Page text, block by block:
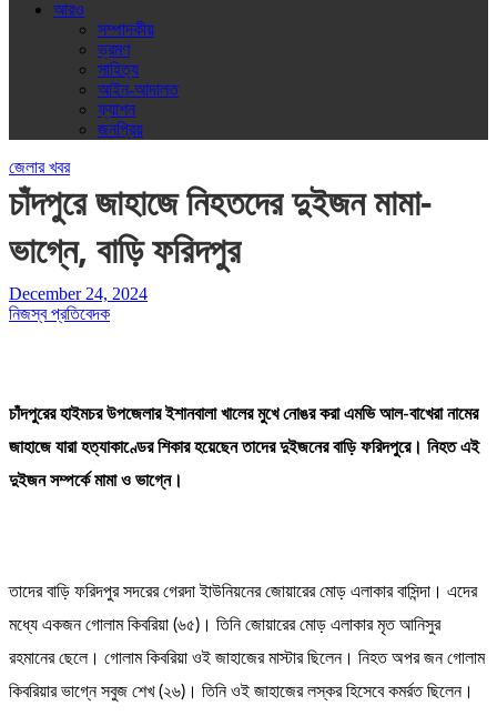
আরও
সম্পাদকীয়
ভ্রমণ
সাহিত্য
আইন-আদালত
ফ্যাশন
জনপ্রিয়
জেলার খবর
চাঁদপুরে জাহাজে নিহতদের দুইজন মামা-
ভাগ্নে, বাড়ি ফরিদপুর
December 24, 2024
নিজস্ব প্রতিবেদক
চাঁদপুরের হাইমচর উপজেলার ইশানবালা খালের মুখে নোঙর করা এমভি আল-বাখেরা নামের
জাহাজে যারা হত্যাকাণ্ডের শিকার হয়েছেন তাদের দুইজনের বাড়ি ফরিদপুরে। নিহত এই
দুইজন সম্পর্কে মামা ও ভাগ্নে।
তাদের বাড়ি ফরিদপুর সদরের গেরদা ইাউনিয়নের জোয়ারের মোড় এলাকার বাসিন্দা। এদের
মধ্যে একজন গোলাম কিবরিয়া (৬৫)। তিনি জোয়ারের মোড় এলাকার মৃত আনিসুর
রহমানের ছেলে। গোলাম কিবরিয়া ওই জাহাজের মাস্টার ছিলেন। নিহত অপর জন গোলাম
কিবরিয়ার ভাগ্নে সবুজ শেখ (২৬)। তিনি ওই জাহাজের লস্কর হিসেবে কমর্রত ছিলেন।